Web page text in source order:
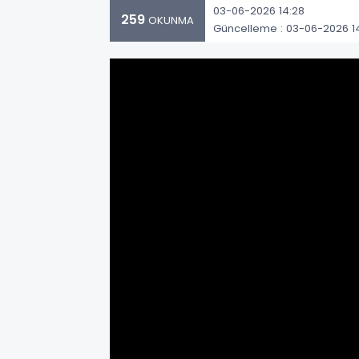
259 OKUNMA
03-06-2026 14:28
Güncelleme : 03-06-2026